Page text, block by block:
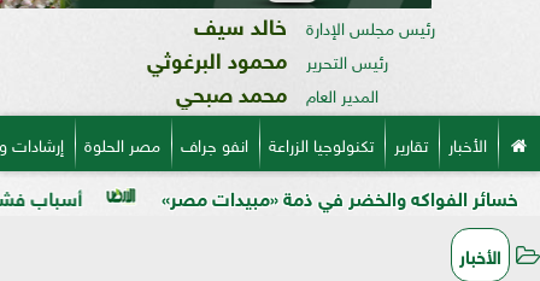
رئيس مجلس الإدارة خالد سيف
رئيس التحرير محمود البرغوثي
المدير العام محمد صبحي
الأخبار تقارير تكنولوجيا الزراعة انفو جراف مصر الحلوة
أسباب فشل تحجيم الخوخ في في ذمة «مبيدات مصر»
الأخبار